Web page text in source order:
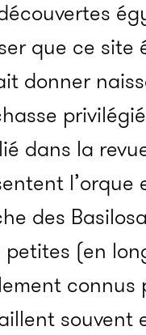
que ce
donner
dans la
l’orque
des
petites (en
connus
souvent